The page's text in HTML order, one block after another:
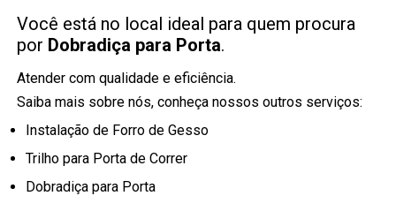
Você está no local ideal para quem procura
por Dobradiça para Porta.
Atender com qualidade e eficiência.
Saiba mais sobre nós, conheça nossos outros serviços:
Instalação de Forro de Gesso
Trilho para Porta de Correr
Dobradiça para Porta